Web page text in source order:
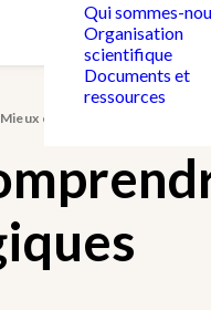
Qui sommes-
Organisation
scientifique
Documents et
ressources
Mieux comprendre la